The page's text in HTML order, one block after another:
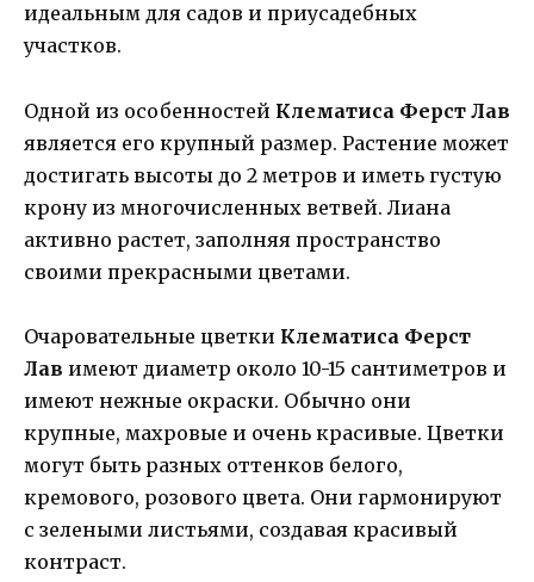
идеальным для садов и приусадебных
участков.
Одной из особенностей Клематиса Ферст Лав
является его крупный размер. Растение может
достигать высоты до 2 метров и иметь густую
крону из многочисленных ветвей. Лиана
активно растет, заполняя пространство
своими прекрасными цветами.
Очаровательные цветки Клематиса Ферст
Лав имеют диаметр около 10-15 сантиметров и
имеют нежные окраски. Обычно они
крупные, махровые и очень красивые. Цветки
могут быть разных оттенков белого,
кремового, розового цвета. Они гармонируют
с зелеными листьями, создавая красивый
контраст.